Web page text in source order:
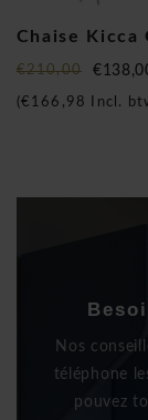
Chaise Kicca
€210,00
(€166,98 Incl.
Nos
téléphone
pouvez